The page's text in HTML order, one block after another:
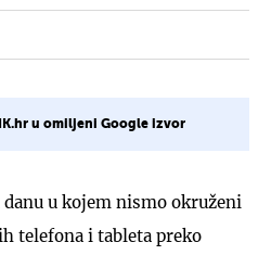
u omiljeni Google izvor
u kojem nismo okruženi
telefona i tableta preko